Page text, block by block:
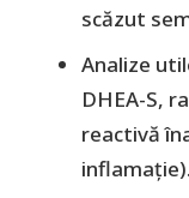
scăzut
Analize
DHEA-S,
reactivă
inflamație).